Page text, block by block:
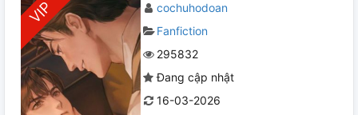
cochuhodoan
Fanfiction
295832
Đang cập nhật
16-03-2026